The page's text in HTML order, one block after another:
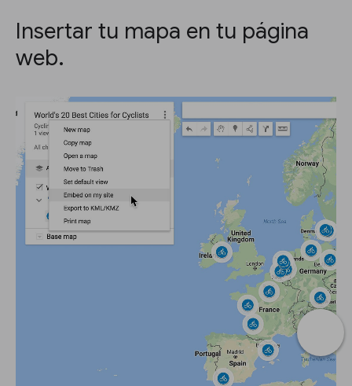
Insertar tu mapa en tu página
web.